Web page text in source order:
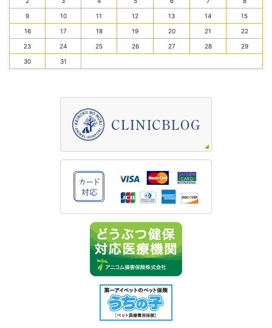
9 10 11 12 13 14 15
16 17 18 19 20 21 22
23 24 25 26 27 28 29
30 31